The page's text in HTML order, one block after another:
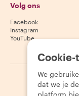
Volg ons
Facebook
Instagram
YouTube
2026
Cookie-
We
dat we je
platform